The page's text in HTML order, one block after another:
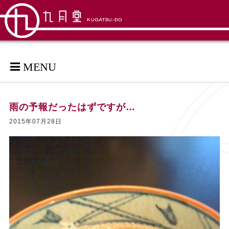
MENU
雨の予報だったはずですが…
2015年07月28日